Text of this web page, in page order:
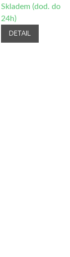
Skladem (dod. do
24h)
DETAIL